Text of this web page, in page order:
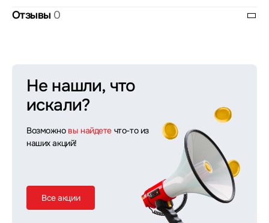
Отзывы 0
Не нашли, что
искали?
Возможно вы найдете что-то из
наших акций!
Все акции